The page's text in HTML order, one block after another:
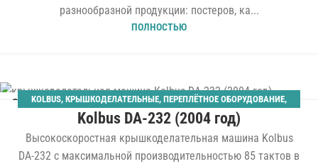
разнообразной продукции: постеров, ка...
ПОЛНОСТЬЮ
22 KOLBUS, КРЫШКОДЕЛАТЕЛЬНЫЕ, ПЕРЕПЛЁТНОЕ ОБОРУДОВАНИЕ,
ТВЁРДЫЙ ПЕРЕПЛЁТ
Kolbus DA-232 (2004 год)
Высокоскоростная крышкоделательная машина Kolbus
DA-232 с максимальной производительностью 85 тактов в